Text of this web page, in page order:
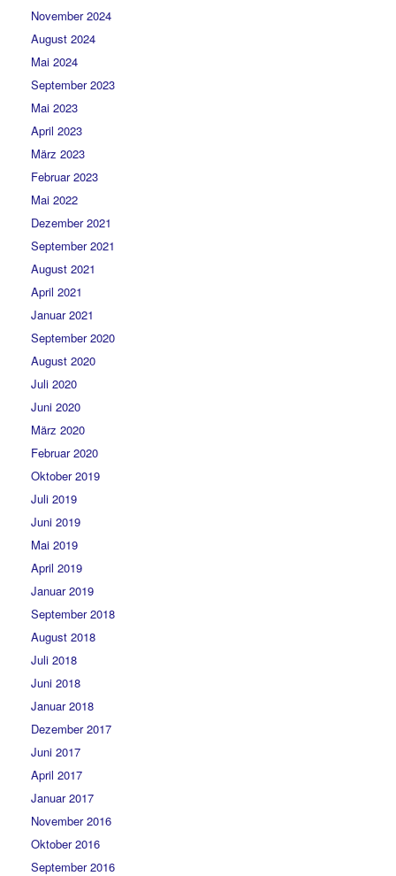
November 2024
August 2024
Mai 2024
September 2023
Mai 2023
April 2023
März 2023
Februar 2023
Mai 2022
Dezember 2021
September 2021
August 2021
April 2021
Januar 2021
September 2020
August 2020
Juli 2020
Juni 2020
März 2020
Februar 2020
Oktober 2019
Juli 2019
Juni 2019
Mai 2019
April 2019
Januar 2019
September 2018
August 2018
Juli 2018
Juni 2018
Januar 2018
Dezember 2017
Juni 2017
April 2017
Januar 2017
November 2016
Oktober 2016
September 2016